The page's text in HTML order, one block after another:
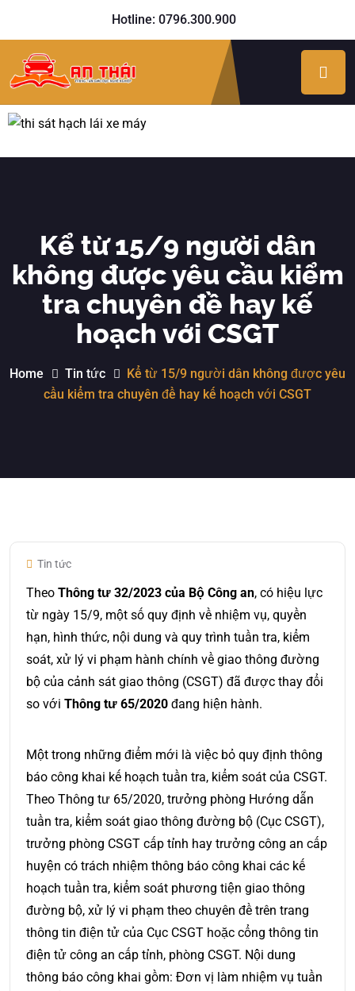
Hotline: 0796.300.900
Kể từ 15/9 người dân
không được yêu cầu kiểm
tra chuyên đề hay kế
hoạch với CSGT
Home Tin tức
Kể từ 15/9 người dân không được yêu
cầu kiểm tra chuyên đề hay kế hoạch với CSGT
Tin tức
Theo Thông tư 32/2023 của Bộ Công an, có hiệu lực
từ ngày 15/9, một số quy định về nhiệm vụ, quyền
hạn, hình thức, nội dung và quy trình tuần tra, kiểm
soát, xử lý vi phạm hành chính về giao thông đường
bộ của cảnh sát giao thông (CSGT) đã được thay đổi
so với Thông tư 65/2020 đang hiện hành.
Một trong những điểm mới là việc bỏ quy định thông
báo công khai kế hoạch tuần tra, kiểm soát của CSGT.
Theo Thông tư 65/2020, trưởng phòng Hướng dẫn
tuần tra, kiểm soát giao thông đường bộ (Cục CSGT),
trưởng phòng CSGT cấp tỉnh hay trưởng công an cấp
huyện có trách nhiệm thông báo công khai các kế
hoạch tuần tra, kiểm soát phương tiện giao thông
đường bộ, xử lý vi phạm theo chuyên đề trên trang
thông tin điện tử của Cục CSGT hoặc cổng thông tin
điện tử công an cấp tỉnh, phòng CSGT. Nội dung
thông báo công khai gồm: Đơn vị làm nhiệm vụ tuần